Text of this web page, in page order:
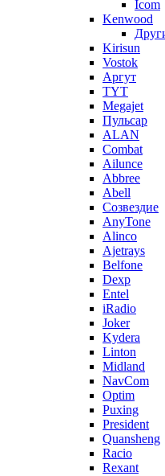
Icom
Kenwood
Kirisun
Vostok
Аргут
TYT
Megajet
Пульсар
ALAN
Combat
Ailunce
Abbree
Abell
Созвездие
AnyTone
Alinco
Ajetrays
Belfone
Dexp
Entel
iRadio
Joker
Kydera
Linton
Midland
NavCom
Optim
Puxing
President
Quansheng
Racio
Rexant